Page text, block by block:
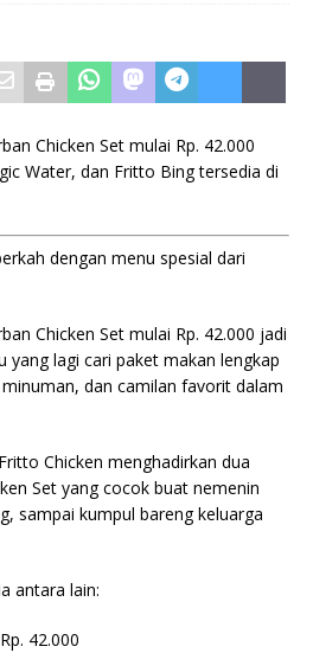
Chicken Set mulai Rp. 42.000
Water, dan Fritto Bing tersedia di
dengan menu spesial dari
Chicken Set mulai Rp. 42.000 jadi
yang lagi cari paket makan lengkap
dan camilan favorit dalam
Chicken menghadirkan dua
Set yang cocok buat nemenin
sampai kumpul bareng keluarga
antara lain:
42.000